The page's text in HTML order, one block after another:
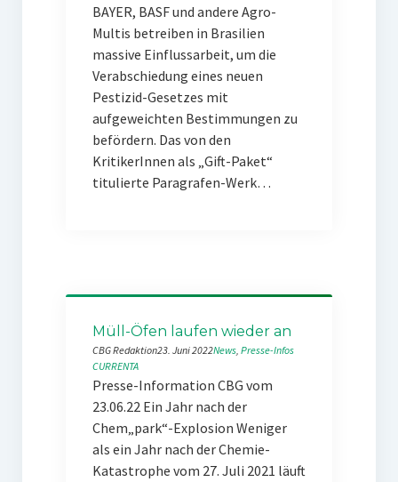
BAYER, BASF und andere Agro-
Multis betreiben in Brasilien
massive Einflussarbeit, um die
Verabschiedung eines neuen
Pestizid-Gesetzes mit
aufgeweichten Bestimmungen zu
befördern. Das von den
KritikerInnen als „Gift-Paket“
titulierte Paragrafen-Werk…
Müll-Öfen laufen wieder an
CBG Redaktion23. Juni 2022News, Presse-Infos
CURRENTA
Presse-Information CBG vom
23.06.22 Ein Jahr nach der
Chem„park“-Explosion Weniger
als ein Jahr nach der Chemie-
Katastrophe vom 27. Juli 2021 läuft